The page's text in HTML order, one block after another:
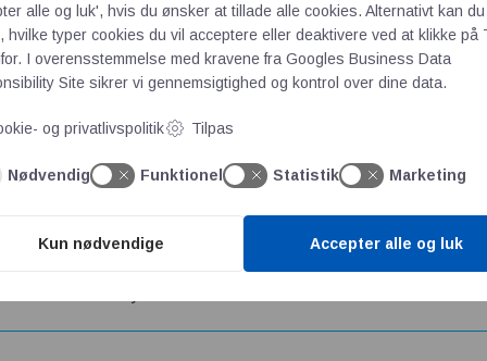
Send din pressemeddelelse, gerne med billeder, til os på
aktuatorer – kompakt design med høj
høj præcision med en særlig kompakt størrelse som giver
Med den nye DR-serie har Oriental Motor udviklet
alle og luk', hvis du ønsker at tillade alle cookies. Alternativt kan du
hvilke typer cookies du vil acceptere eller deaktivere ved at klikke på
I overensstemmelse med kravene fra Googles Business Data
Site sikrer vi gennemsigtighed og kontrol over dine data.
og privatlivspolitik Tilpas
Nødvendig Funktionel Statistik Marketing
Kun nødvendige Accepter alle og luk